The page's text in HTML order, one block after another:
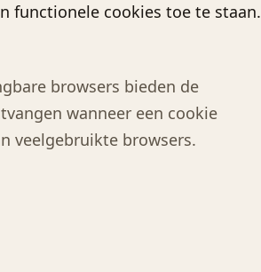
functionele cookies toe te staan.
browsers bieden de
wanneer een cookie
veelgebruikte browsers.